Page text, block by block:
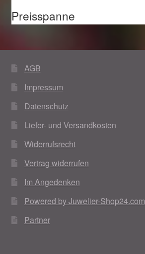
Preisspanne
AGB
Impressum
Datenschutz
Liefer- und Versandkosten
Widerrufsrecht
Vertrag widerrufen
Im Angedenken
Powered by Juwelier-Shop24.com
Partner